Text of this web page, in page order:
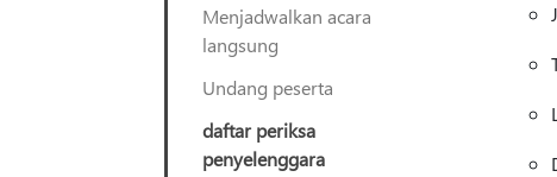
Menjadwalkan acara
langsung
Undang peserta
daftar periksa
penyelenggara